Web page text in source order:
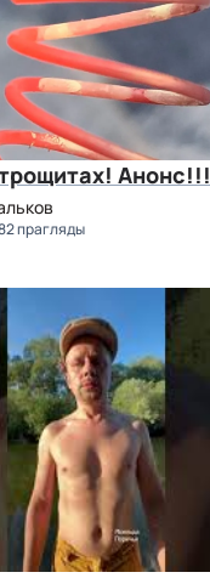
Анонс!!!
прагляды